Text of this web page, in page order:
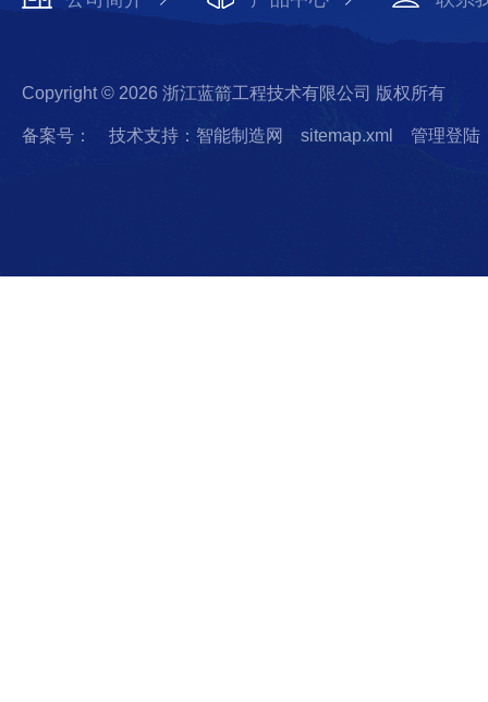
Copyright © 2026 浙江蓝箭工程技术有限公司 版权所有
备案号： 技术支持：智能制造网 sitemap.xml 管理登陆